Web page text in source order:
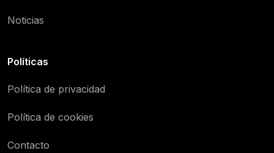
Noticias
Políticas
Política de privacidad
Política de cookies
Contacto